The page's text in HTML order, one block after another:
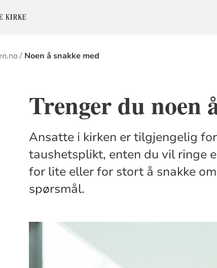
Noen å snakke med
Trenger du noen
Ansatte i kirken er tilgjengelig
taushetsplikt, enten du vil ringe
for lite eller for stort å snakke
spørsmål.